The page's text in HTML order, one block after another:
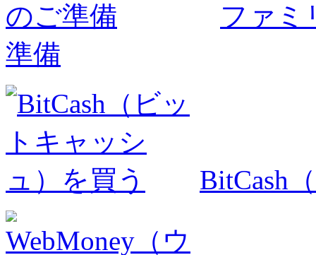
ファミ
準備
BitCash